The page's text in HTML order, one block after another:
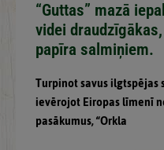
“Guttas” mazā
videi
papīra salmiņiem.
Turpinot savus
ievērojot Eiropas līmenī
pasākumus, “Orkla